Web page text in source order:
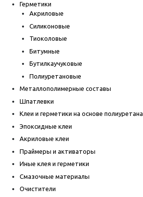
Герметики
Акриловые
Силиконовые
Тиоколовые
Битумные
Бутилкаучуковые
Полиуретановые
Металлополимерные составы
Шпатлевки
Клеи и герметики на основе полиуретана
Эпоксидные клеи
Акриловые клеи
Праймеры и активаторы
Иные клея и герметики
Смазочные материалы
Очистители